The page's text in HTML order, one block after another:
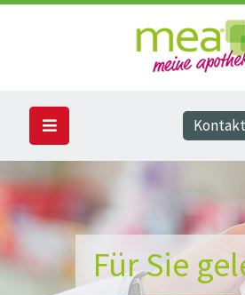
Für Sie